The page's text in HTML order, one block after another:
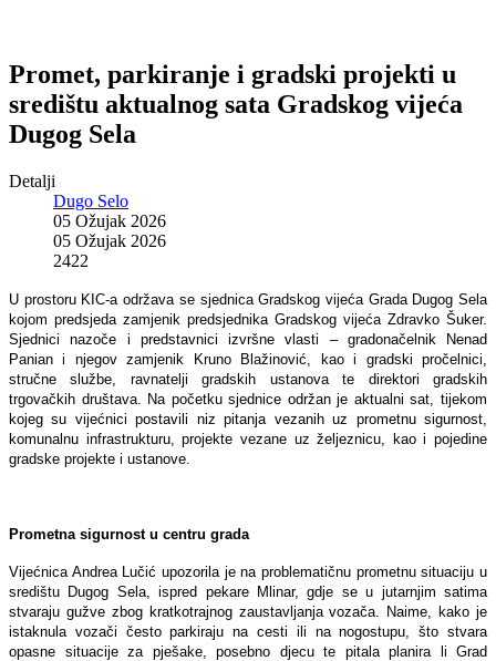
Promet, parkiranje i gradski projekti u
središtu aktualnog sata Gradskog vijeća
Dugog Sela
Detalji
Dugo Selo
05 Ožujak 2026
05 Ožujak 2026
2422
U prostoru KIC-a održava se sjednica Gradskog vijeća Grada Dugog Sela
kojom predsjeda zamjenik predsjednika Gradskog vijeća Zdravko Šuker.
Sjednici nazoče i predstavnici izvršne vlasti – gradonačelnik Nenad
Panian i njegov zamjenik Kruno Blažinović, kao i gradski pročelnici,
stručne službe, ravnatelji gradskih ustanova te direktori gradskih
trgovačkih društava. Na početku sjednice održan je aktualni sat, tijekom
kojeg su vijećnici postavili niz pitanja vezanih uz prometnu sigurnost,
komunalnu infrastrukturu, projekte vezane uz željeznicu, kao i pojedine
gradske projekte i ustanove.
Prometna sigurnost u centru grada
Vijećnica Andrea Lučić upozorila je na problematičnu prometnu situaciju u
središtu Dugog Sela, ispred pekare Mlinar, gdje se u jutarnjim satima
stvaraju gužve zbog kratkotrajnog zaustavljanja vozača. Naime, kako je
istaknula vozači često parkiraju na cesti ili na nogostupu, što stvara
opasne situacije za pješake, posebno djecu te pitala planira li Grad